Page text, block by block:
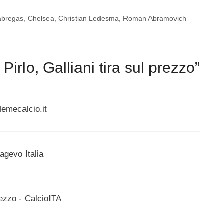
,Chelsea,Christian Ledesma, Roman Abramovich
Galliani tira sul prezzo”
Italia
- CalcioITA